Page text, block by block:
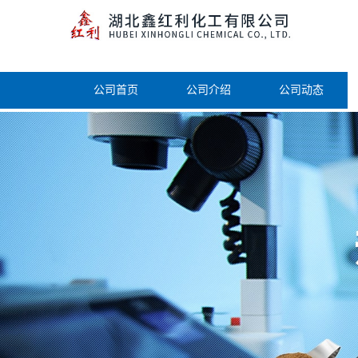
公司首页 公司介绍 公司动态